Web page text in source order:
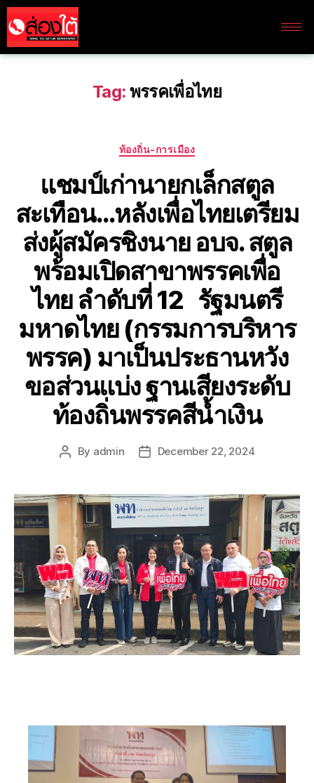
Tag: พรรคเพื่อไทย
ท้องถิ่น-การเมือง
แชมป์เก่านายกเล็กสตูล
สะเทือน…หลังเพื่อไทยเตรียม
ส่งผู้สมัครชิงนาย อบจ. สตูล
พร้อมเปิดสาขาพรรคเพื่อ
ไทย ลำดับที่ 12 รัฐมนตรี
มหาดไทย (กรรมการบริหาร
พรรค) มาเป็นประธานหวัง
ขอส่วนแบ่ง ฐานเสียงระดับ
ท้องถิ่นพรรคสีน้ำเงิน
By admin December 22, 2024